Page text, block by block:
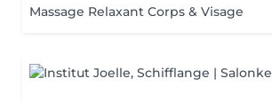
Massage Relaxant Corps & Visage